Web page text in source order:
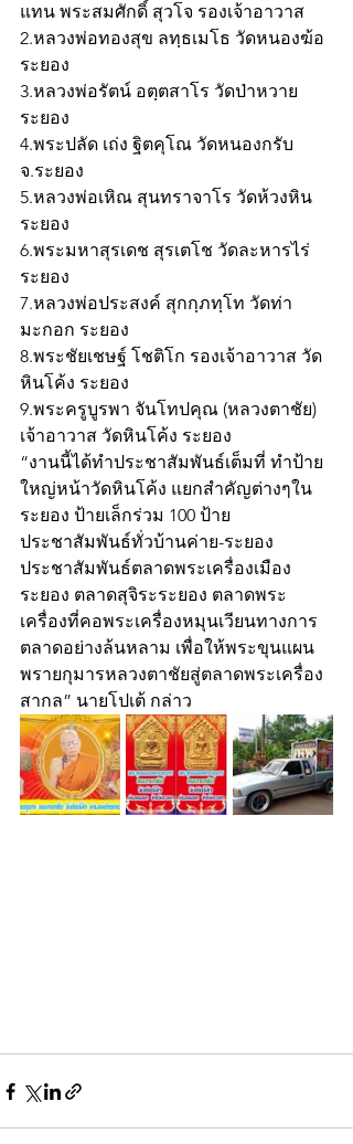
แทน พระสมศักดิ์ สุวโจ รองเจ้าอาวาส
2.หลวงพ่อทองสุข ลทฺธเมโธ วัดหนองฆ้อ
ระยอง
3.หลวงพ่อรัตน์ อตฺตสาโร วัดป่าหวาย
ระยอง
4.พระปลัด เถ่ง ฐิตคุโณ วัดหนองกรับ
จ.ระยอง
5.หลวงพ่อเหิณ สุนทราจาโร วัดห้วงหิน
ระยอง
6.พระมหาสุรเดช สุรเตโช วัดละหารไร่
ระยอง
7.หลวงพ่อประสงค์ สุกกฺภทฺโท วัดท่า
มะกอก ระยอง
8.พระชัยเชษฐ์ โชติโก รองเจ้าอาวาส วัด
หินโค้ง ระยอง
9.พระครูบูรพา จันโทปคุณ (หลวงตาชัย)
เจ้าอาวาส วัดหินโค้ง ระยอง
“งานนี้ได้ทำประชาสัมพันธ์เต็มที่ ทำป้าย
ใหญ่หน้าวัดหินโค้ง แยกสำคัญต่างๆใน
ระยอง ป้ายเล็กร่วม 100 ป้าย
ประชาสัมพันธ์ทั่วบ้านค่าย-ระยอง
ประชาสัมพันธ์ตลาดพระเครื่องเมือง
ระยอง ตลาดสุจิระระยอง ตลาดพระ
เครื่องที่คอพระเครื่องหมุนเวียนทางการ
ตลาดอย่างล้นหลาม เพื่อให้พระขุนแผน
พรายกุมารหลวงตาชัยสู่ตลาดพระเครื่อง
สากล” นายโปเต้ กล่าว